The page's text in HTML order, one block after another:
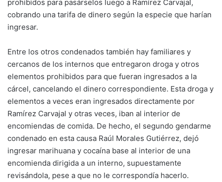
prohibidos para pasárselos luego a Ramírez Carvajal,
cobrando una tarifa de dinero según la especie que harían
ingresar.
Entre los otros condenados también hay familiares y
cercanos de los internos que entregaron droga y otros
elementos prohibidos para que fueran ingresados a la
cárcel, cancelando el dinero correspondiente. Esta droga y
elementos a veces eran ingresados directamente por
Ramírez Carvajal y otras veces, iban al interior de
encomiendas de comida. De hecho, el segundo gendarme
condenado en esta causa Raúl Morales Gutiérrez, dejó
ingresar marihuana y cocaína base al interior de una
encomienda dirigida a un interno, supuestamente
revisándola, pese a que no le correspondía hacerlo.